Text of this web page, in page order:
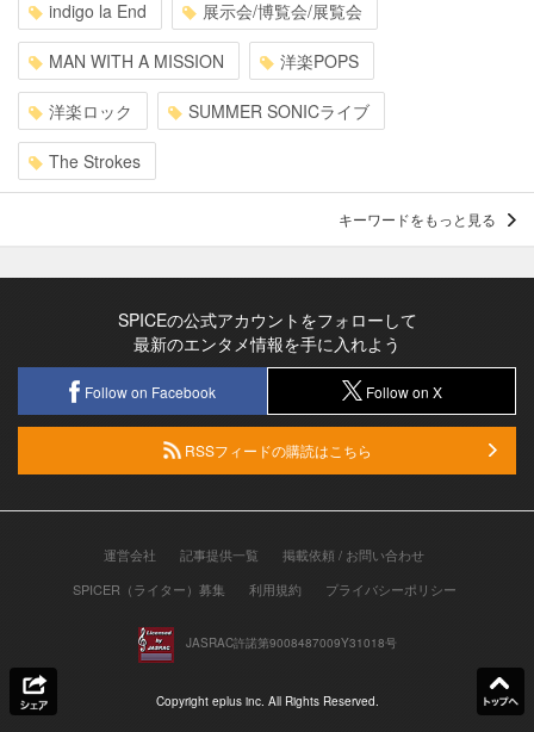
indigo la End 展示会/博覧会/展覧会
MAN WITH A MISSION 洋楽POPS
洋楽ロック SUMMER SONICライブ
The Strokes
キーワードをもっと見る
SPICEの公式アカウントをフォローして
最新のエンタメ情報を手に入れよう
Follow on Facebook Follow on X
RSSフィードの購読はこちら
運営会社 記事提供一覧
掲載依頼 / お問い合わせ
SPICER（ライター）募集
利用規約 プライバシーポリシー
JASRAC許諾第9008487009Y31018号
Copyright eplus inc. All Rights Reserved.